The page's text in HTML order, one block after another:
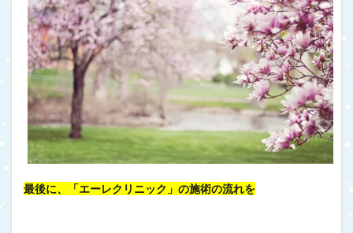
最後に、「エーレクリニック」の施術の流れを